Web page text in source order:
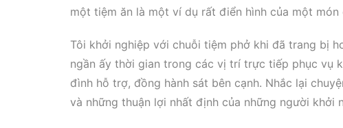
một tiệm ăn là một ví dụ rất điển hình của một
Tôi khởi nghiệp với chuỗi tiệm phở khi đã trang bị
ngần ấy thời gian trong các vị trí trực tiếp phục vụ
đình hỗ trợ, đồng hành sát bên cạnh. Nhắc lại
và những thuận lợi nhất định của những người khởi